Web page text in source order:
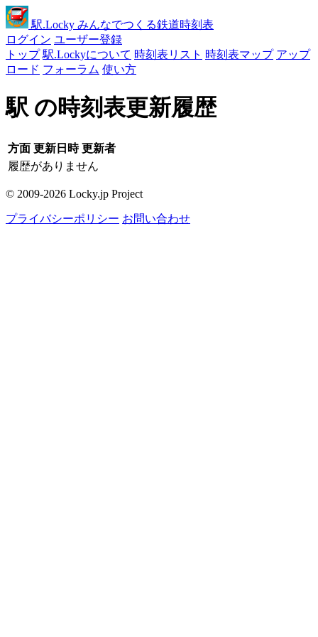
駅.Locky みんなでつくる鉄道時刻表
ログイン ユーザー登録
トップ 駅.Lockyについて 時刻表リスト 時刻表マップ アップ
ロード フォーラム 使い方
駅 の時刻表更新履歴
方面 更新日時 更新者
履歴がありません
© 2009-2026 Locky.jp Project
プライバシーポリシー お問い合わせ